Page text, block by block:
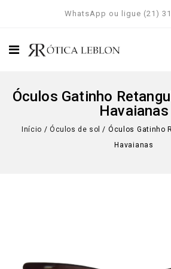
WhatsApp ou ligue (21)
Óculos Gatinho
Havaianas
Início / Óculos de sol / Óculos Gatinho
Havaianas